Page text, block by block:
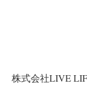
株式会社LIVE